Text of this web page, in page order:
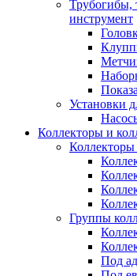
Трубогибы,
инструмент
Установки
Коллекторы и
Коллекторы
Группы
Под